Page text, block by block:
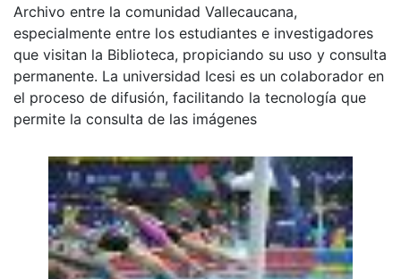
Archivo entre la comunidad Vallecaucana,
especialmente entre los estudiantes e investigadores
que visitan la Biblioteca, propiciando su uso y consulta
permanente. La universidad Icesi es un colaborador en
el proceso de difusión, facilitando la tecnología que
permite la consulta de las imágenes